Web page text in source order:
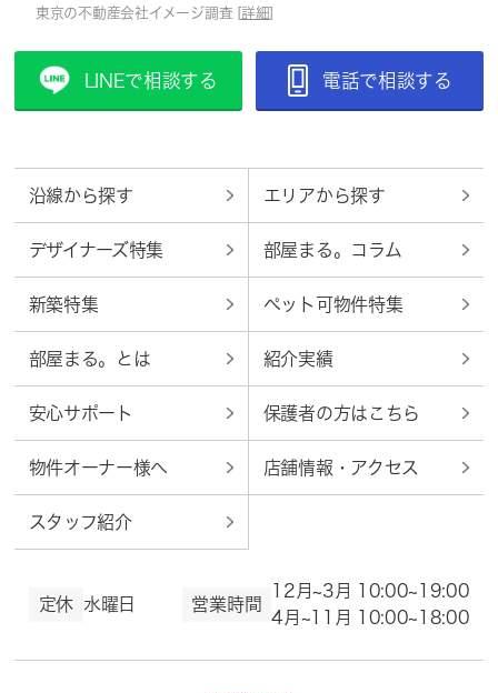
東京の不動産会社イメージ調査 [詳細]
LINEで相談する 電話で相談する
沿線から探す エリアから探す
デザイナーズ特集 部屋まる。コラム
新築特集 ペット可物件特集
部屋まる。とは 紹介実績
安心サポート 保護者の方はこちら
物件オーナー様へ 店舗情報・アクセス
スタッフ紹介
定休 水曜日 営業時間
12月~3月 10:00~19:00
4月~11月 10:00~18:00